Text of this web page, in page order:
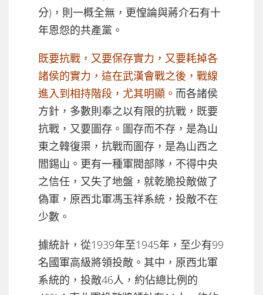
分)，則一概全無，更惶論與蔣介石有十
年恩怨的共產黨。
既要抗戰，又要保存實力，又要耗掉各
諸侯的實力，這在武漢會戰之後，戰線
進入到相持階段，尤其明顯。 而各諸侯
方針，多數則奉之以有限的抗戰，既要
抗戰，又要圖存。圖存而不存，是為山
東之韓復渠，抗戰而圖存，是為山西之
閻錫山。更有一種軍閥部隊，不得中央
之信任，又失了地盤，就乾脆投敵做了
偽軍，原西北軍馮玉祥系統，投敵不在
少數。
據統計，從1939年至1945年，至少有99
名國軍高級將領投敵。其中，原西北軍
系統的，投敵46人，約佔總比例的